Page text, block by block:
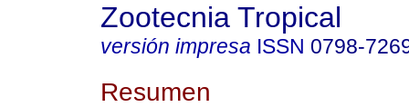
Zootecnia Tropical
versión impresa ISSN 0798-
Resumen